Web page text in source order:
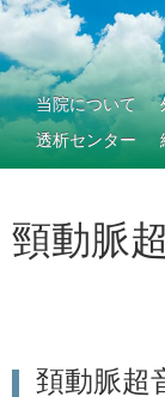
当院について
透析センター
頸動脈
頚動脈超